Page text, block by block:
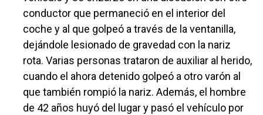
conductor que permaneció en el interior del
coche y al que golpeó a través de la ventanilla,
dejándole lesionado de gravedad con la nariz
rota. Varias personas trataron de auxiliar al herido,
cuando el ahora detenido golpeó a otro varón al
que también rompió la nariz. Además, el hombre
de 42 años huyó del lugar y pasó el vehículo por